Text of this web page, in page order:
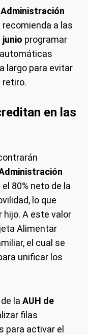
Administración
recomienda a las
junio programar
largo para evitar
retiro.
en las
el 80% neto de la
lo que
hijo. A este valor
Alimentar
el cual se
unificar los
la AUH de
filas
para activar el